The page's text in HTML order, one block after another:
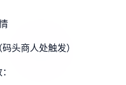
头商人处触发）